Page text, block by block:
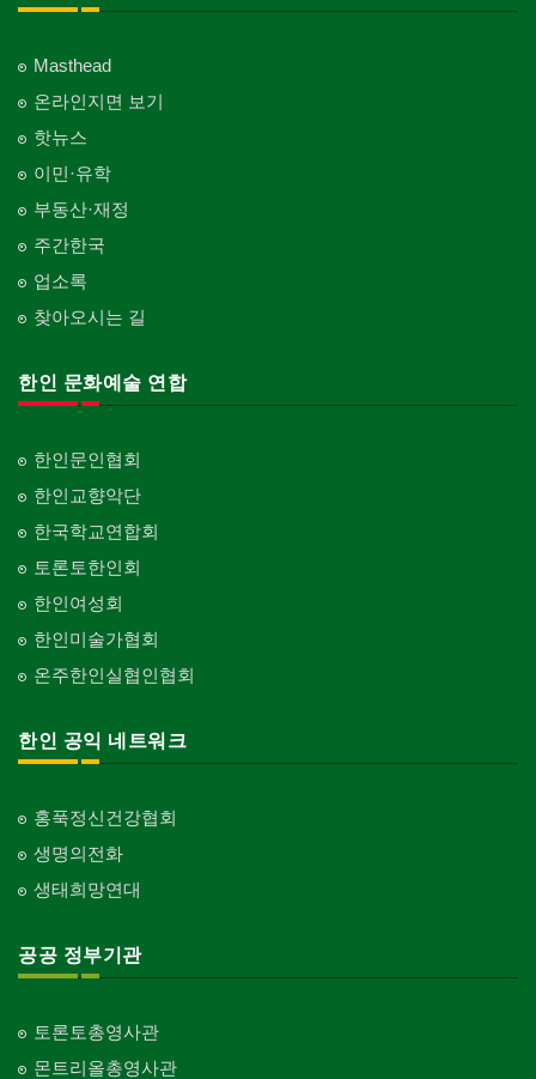
Masthead
온라인지면 보기
핫뉴스
이민·유학
부동산·재정
주간한국
업소록
찾아오시는 길
한인 문화예술 연합
한인문인협회
한인교향악단
한국학교연합회
토론토한인회
한인여성회
한인미술가협회
온주한인실협인협회
한인 공익 네트워크
홍푹정신건강협회
생명의전화
생태희망연대
공공 정부기관
토론토총영사관
몬트리올총영사관